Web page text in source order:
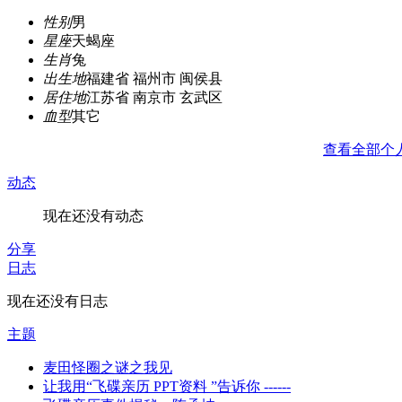
性别男
星座天蝎座
生肖兔
出生地福建省 福州市 闽侯县
居住地江苏省 南京市 玄武区
血型其它
查看全部个
动态
现在还没有动态
分享
日志
现在还没有日志
主题
麦田怪圈之谜之我见
让我用“飞碟亲历 PPT资料 ”告诉你 ------